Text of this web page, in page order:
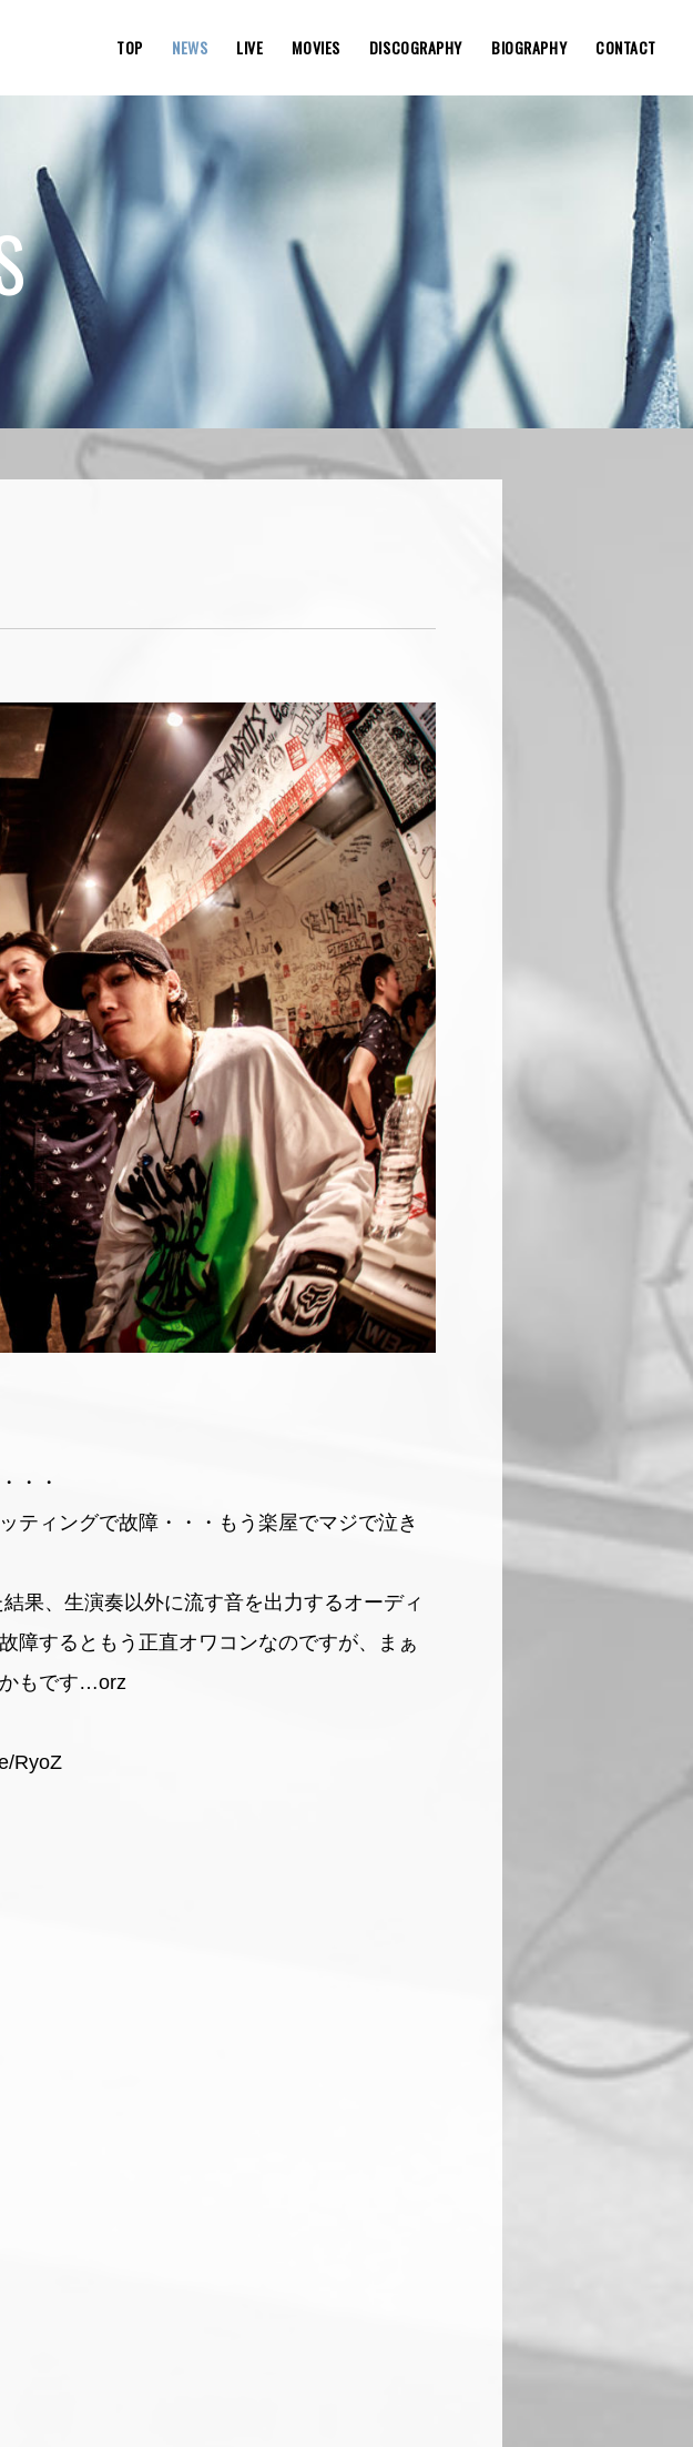
TOP NEWS LIVE MOVIES DISCOGRAPHY BIOGRAPHY CONTACT
・・
ティングで故障・・・もう楽屋でマジで泣き
果、生演奏以外に流す音を出力するオーディ
障するともう正直オワコンなのですが、まぁ
もです…orz
RyoZ